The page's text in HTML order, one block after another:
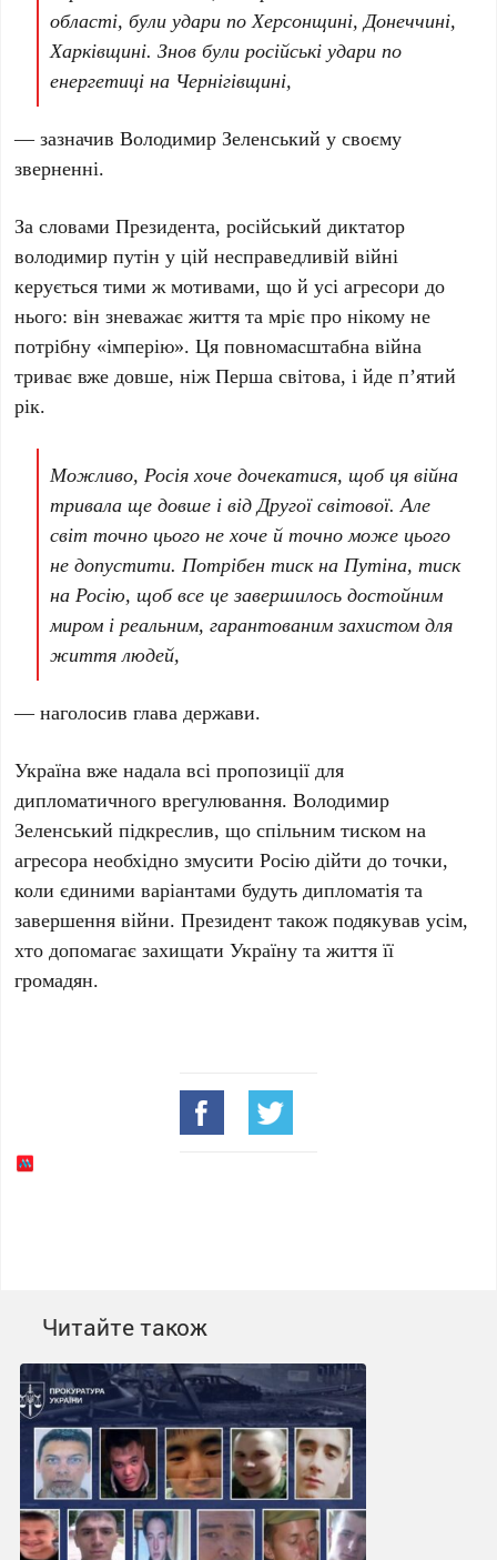
області, були удари по Херсонщині, Донеччині,
Харківщині. Знов були російські удари по
енергетиці на Чернігівщині,
— зазначивВолодимир Зеленський у своєму
зверненні.
За словами Президента, російський диктатор
володимир путін у цій несправедливій війні
керується тими ж мотивами, що й усі агресори до
нього: він зневажає життя та мріє про нікому не
потрібну «імперію». Ця повномасштабна війна
триває вже довше, ніжПерша світова, і йдеп’ятий
рік.
Можливо, Росія хоче дочекатися, щоб ця війна
тривала ще довше і від Другої світової. Але
світ точно цього не хоче й точно може цього
не допустити. Потрібен тиск на Путіна, тиск
на Росію, щоб все це завершилось достойним
миром і реальним, гарантованим захистом для
життя людей,
— наголосив глава держави.
Україна вже надала всі пропозиції для
дипломатичного врегулювання.Володимир
Зеленський підкреслив, що спільним тиском на
агресора необхідно змусити Росію дійти до точки,
коли єдиними варіантами будуть дипломатія та
завершення війни. Президент також подякував усім,
хто допомагає захищати Україну та життя її
громадян.
Читайте також